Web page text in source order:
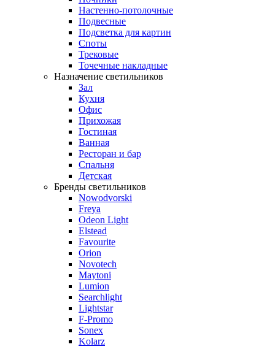
Настенно-потолочные
Подвесные
Подсветка для картин
Споты
Трековые
Точечные накладные
Назначение светильников
Зал
Кухня
Офис
Прихожая
Гостиная
Ванная
Ресторан и бар
Спальня
Детская
Бренды светильников
Nowodvorski
Freya
Odeon Light
Elstead
Favourite
Orion
Novotech
Maytoni
Lumion
Searchlight
Lightstar
F-Promo
Sonex
Kolarz